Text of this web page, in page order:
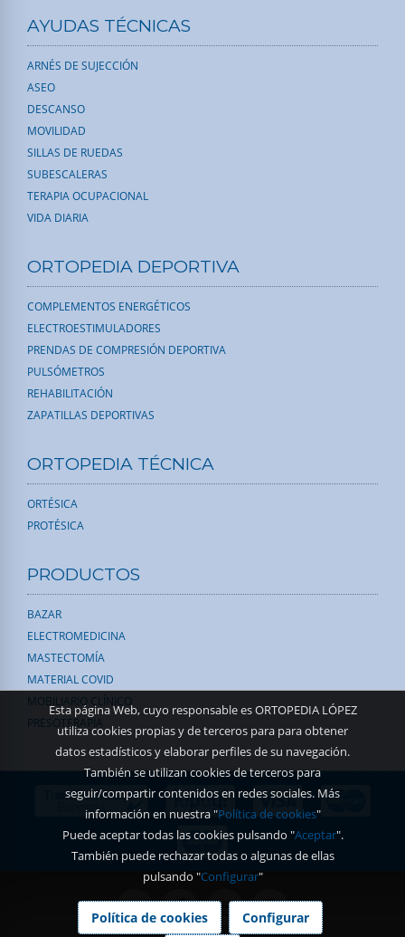
Esta página Web, cuyo responsable es ORTOPEDIA LÓPEZ
utiliza cookies propias y de terceros para para obtener
datos estadísticos y elaborar perfiles de su navegación.
También se utilizan cookies de terceros para
seguir/compartir contenidos en redes sociales. Más
información en nuestra "Política de cookies"
Puede aceptar todas las cookies pulsando "Aceptar".
También puede rechazar todas o algunas de ellas
pulsando "Configurar"
Política de cookies Configurar
AYUDAS TÉCNICAS
ARNÉS DE SUJECCIÓN
ASEO
DESCANSO
MOVILIDAD
SILLAS DE RUEDAS
SUBESCALERAS
TERAPIA OCUPACIONAL
VIDA DIARIA
ORTOPEDIA DEPORTIVA
COMPLEMENTOS ENERGÉTICOS
ELECTROESTIMULADORES
PRENDAS DE COMPRESIÓN DEPORTIVA
PULSÓMETROS
REHABILITACIÓN
ZAPATILLAS DEPORTIVAS
ORTOPEDIA TÉCNICA
ORTÉSICA
PROTÉSICA
PRODUCTOS
BAZAR
ELECTROMEDICINA
MASTECTOMÍA
MATERIAL COVID
MOBILIARIO CLÍNICO
PRESOTERAPIA